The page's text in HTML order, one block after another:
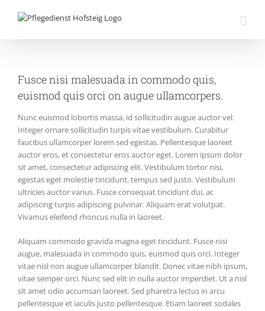
Inhalt
Fusce nisi malesuada in commodo quis,
euismod quis orci on augue ullamcorpers.
Nunc euismod lobortis massa, id sollicitudin augue auctor vel.
Integer ornare sollicitudin turpis vitae vestibulum. Curabitur
faucibus ullamcorper lorem sed egestas. Pellentesque laoreet
auctor eros, et consectetur eros auctor eget. Lorem ipsum dolor
sit amet, consectetur adipiscing elit. Vestibulum tortor nisi,
egestas eget molestie tincidunt, tempus sed justo. Vestibulum
ultricies auctor varius. Fusce consequat tincidunt dui, ac
adipiscing turpis adipiscing pulvinar. Aliquam erat volutpat.
Vivamus eleifend rhoncus nulla in laoreet.
Aliquam commodo gravida magna eget tincidunt. Fusce nisi
augue, malesuada in commodo quis, euismod quis orci. Integer
vitae nisl non augue ullamcorper blandit. Donec vitae nibh ipsum,
vitae semper orci. Nunc sed elit in nulla auctor imperdiet. Ut a nisl
sit amet odio accumsan laoreet. Sed pharetra lectus in arcu
pellentesque et iaculis justo pellentesque. Etiam laoreet sodales